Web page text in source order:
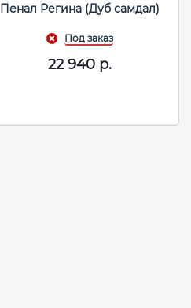
Пенал Регина (Дуб самдал)
22 940 р.